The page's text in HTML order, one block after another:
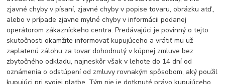
zjavné chyby v písaní, zjavné chyby v popise tovaru, obrázku atď.,
alebo v prípade zjavne mylné chyby v informácii podanej
operátorom zákazníckeho centra. Predávajúci je povinný o tejto
skutočnosti okamžite informovať kupujúceho a vrátiť mu už
zaplatenú zálohu za tovar dohodnutý v kúpnej zmluve bez
zbytočného odkladu, najneskôr však v lehote do 14 dní od
oznámenia o odstúpení od zmluvy rovnakým spôsobom, aký použil